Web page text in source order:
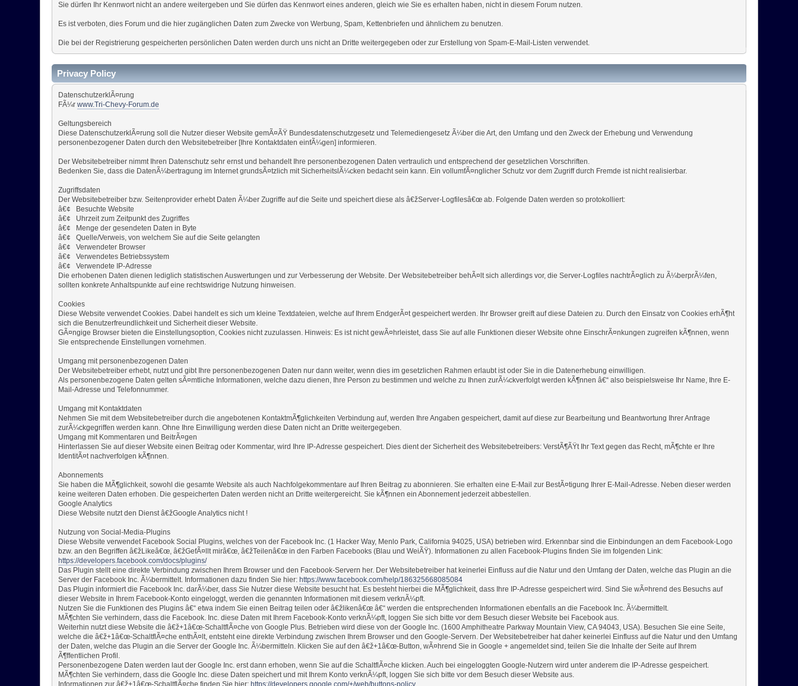
Sie dürfen Ihr Kennwort nicht an andere weitergeben und Sie dürfen das Kennwort eines anderen, gleich wie Sie es erhalten haben, nicht in diesem Forum nutzen.
Es ist verboten, dies Forum und die hier zugänglichen Daten zum Zwecke von Werbung, Spam, Kettenbriefen und ähnlichem zu benutzen.
Die bei der Registrierung gespeicherten persönlichen Daten werden durch uns nicht an Dritte weitergegeben oder zur Erstellung von Spam-E-Mail-Listen verwendet.
Privacy Policy
DatenschutzerklÃ¤rung
FÃ¼rwww.Tri-Chevy-Forum.de
Geltungsbereich
Diese DatenschutzerklÃ¤rung soll die Nutzer dieser Website gemÃ¤ÃŸ Bundesdatenschutzgesetz und Telemediengesetz Ã¼ber die Art, den Umfang und den Zweck der Erhebung und Verwendung
personenbezogener Daten durch den Websitebetreiber [Ihre Kontaktdaten einfÃ¼gen] informieren.
Der Websitebetreiber nimmt Ihren Datenschutz sehr ernst und behandelt Ihre personenbezogenen Daten vertraulich und entsprechend der gesetzlichen Vorschriften.
Bedenken Sie, dass die DatenÃ¼bertragung im Internet grundsÃ¤tzlich mit SicherheitslÃ¼cken bedacht sein kann. Ein vollumfÃ¤nglicher Schutz vor dem Zugriff durch Fremde ist nicht realisierbar.
Zugriffsdaten
Der Websitebetreiber bzw. Seitenprovider erhebt Daten Ã¼ber Zugriffe auf die Seite und speichert diese als â€žServer-Logfilesâ€œ ab. Folgende Daten werden so protokolliert:
â€¢ Besuchte Website
â€¢ Uhrzeit zum Zeitpunkt des Zugriffes
â€¢ Menge der gesendeten Daten in Byte
â€¢ Quelle/Verweis, von welchem Sie auf die Seite gelangten
â€¢ Verwendeter Browser
â€¢ Verwendetes Betriebssystem
â€¢ Verwendete IP-Adresse
Die erhobenen Daten dienen lediglich statistischen Auswertungen und zur Verbesserung der Website. Der Websitebetreiber behÃ¤lt sich allerdings vor, die Server-Logfiles nachtrÃ¤glich zu Ã¼berprÃ¼fen,
sollten konkrete Anhaltspunkte auf eine rechtswidrige Nutzung hinweisen.
Cookies
Diese Website verwendet Cookies. Dabei handelt es sich um kleine Textdateien, welche auf Ihrem EndgerÃ¤t gespeichert werden. Ihr Browser greift auf diese Dateien zu. Durch den Einsatz von Cookies erhÃ¶ht
sich die Benutzerfreundlichkeit und Sicherheit dieser Website.
GÃ¤ngige Browser bieten die Einstellungsoption, Cookies nicht zuzulassen. Hinweis: Es ist nicht gewÃ¤hrleistet, dass Sie auf alle Funktionen dieser Website ohne EinschrÃ¤nkungen zugreifen kÃ¶nnen, wenn
Sie entsprechende Einstellungen vornehmen.
Umgang mit personenbezogenen Daten
Der Websitebetreiber erhebt, nutzt und gibt Ihre personenbezogenen Daten nur dann weiter, wenn dies im gesetzlichen Rahmen erlaubt ist oder Sie in die Datenerhebung einwilligen.
Als personenbezogene Daten gelten sÃ¤mtliche Informationen, welche dazu dienen, Ihre Person zu bestimmen und welche zu Ihnen zurÃ¼ckverfolgt werden kÃ¶nnen â€“ also beispielsweise Ihr Name, Ihre E-
Mail-Adresse und Telefonnummer.
Umgang mit Kontaktdaten
Nehmen Sie mit dem Websitebetreiber durch die angebotenen KontaktmÃ¶glichkeiten Verbindung auf, werden Ihre Angaben gespeichert, damit auf diese zur Bearbeitung und Beantwortung Ihrer Anfrage
zurÃ¼ckgegriffen werden kann. Ohne Ihre Einwilligung werden diese Daten nicht an Dritte weitergegeben.
Umgang mit Kommentaren und BeitrÃ¤gen
Hinterlassen Sie auf dieser Website einen Beitrag oder Kommentar, wird Ihre IP-Adresse gespeichert. Dies dient der Sicherheit des Websitebetreibers: VerstÃ¶ÃŸt Ihr Text gegen das Recht, mÃ¶chte er Ihre
IdentitÃ¤t nachverfolgen kÃ¶nnen.
Abonnements
Sie haben die MÃ¶glichkeit, sowohl die gesamte Website als auch Nachfolgekommentare auf Ihren Beitrag zu abonnieren. Sie erhalten eine E-Mail zur BestÃ¤tigung Ihrer E-Mail-Adresse. Neben dieser werden
keine weiteren Daten erhoben. Die gespeicherten Daten werden nicht an Dritte weitergereicht. Sie kÃ¶nnen ein Abonnement jederzeit abbestellen.
Google Analytics
Diese Website nutzt den Dienst â€žGoogle Analytics nicht !
Nutzung von Social-Media-Plugins
Diese Website verwendet Facebook Social Plugins, welches von der Facebook Inc. (1 Hacker Way, Menlo Park, California 94025, USA) betrieben wird. Erkennbar sind die Einbindungen an dem Facebook-Logo
bzw. an den Begriffen â€žLikeâ€œ, â€žGefÃ¤llt mirâ€œ, â€žTeilenâ€œ in den Farben Facebooks (Blau und WeiÃŸ). Informationen zu allen Facebook-Plugins finden Sie im folgenden Link:
https://developers.facebook.com/docs/plugins/
Das Plugin stellt eine direkte Verbindung zwischen Ihrem Browser und den Facebook-Servern her. Der Websitebetreiber hat keinerlei Einfluss auf die Natur und den Umfang der Daten, welche das Plugin an die
Server der Facebook Inc. Ã¼bermittelt. Informationen dazu finden Sie hier: https://www.facebook.com/help/186325668085084
Das Plugin informiert die Facebook Inc. darÃ¼ber, dass Sie Nutzer diese Website besucht hat. Es besteht hierbei die MÃ¶glichkeit, dass Ihre IP-Adresse gespeichert wird. Sind Sie wÃ¤hrend des Besuchs auf
dieser Website in Ihrem Facebook-Konto eingeloggt, werden die genannten Informationen mit diesem verknÃ¼pft.
Nutzen Sie die Funktionen des Plugins â€“ etwa indem Sie einen Beitrag teilen oder â€žlikenâ€œ â€“ werden die entsprechenden Informationen ebenfalls an die Facebook Inc. Ã¼bermittelt.
MÃ¶chten Sie verhindern, dass die Facebook. Inc. diese Daten mit Ihrem Facebook-Konto verknÃ¼pft, loggen Sie sich bitte vor dem Besuch dieser Website bei Facebook aus.
Weiterhin nutzt diese Website die â€ž+1â€œ-SchaltflÃ¤che von Google Plus. Betrieben wird diese von der Google Inc. (1600 Amphitheatre Parkway Mountain View, CA 94043, USA). Besuchen Sie eine Seite,
welche die â€ž+1â€œ-SchaltflÃ¤che enthÃ¤lt, entsteht eine direkte Verbindung zwischen Ihrem Browser und den Google-Servern. Der Websitebetreiber hat daher keinerlei Einfluss auf die Natur und den Umfang
der Daten, welche das Plugin an die Server der Google Inc. Ã¼bermitteln. Klicken Sie auf den â€ž+1â€œ-Button, wÃ¤hrend Sie in Google + angemeldet sind, teilen Sie die Inhalte der Seite auf Ihrem
Ã¶ffentlichen Profil.
Personenbezogene Daten werden laut der Google Inc. erst dann erhoben, wenn Sie auf die SchaltflÃ¤che klicken. Auch bei eingeloggten Google-Nutzern wird unter anderem die IP-Adresse gespeichert.
MÃ¶chten Sie verhindern, dass die Google Inc. diese Daten speichert und mit Ihrem Konto verknÃ¼pft, loggen Sie sich bitte vor dem Besuch dieser Website aus.